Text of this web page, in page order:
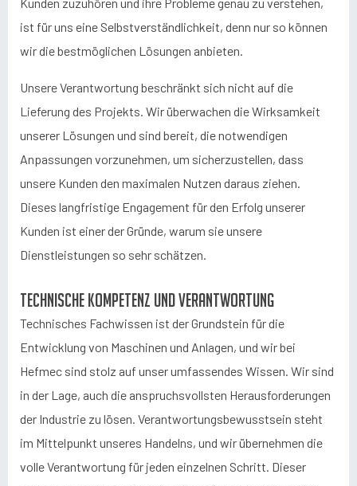
ist für uns eine Selbstverständlichkeit, denn nur so können
wir die bestmöglichen Lösungen anbieten.
Unsere Verantwortung beschränkt sich nicht auf die
Lieferung des Projekts. Wir überwachen die Wirksamkeit
unserer Lösungen und sind bereit, die notwendigen
Anpassungen vorzunehmen, um sicherzustellen, dass
unsere Kunden den maximalen Nutzen daraus ziehen.
Dieses langfristige Engagement für den Erfolg unserer
Kunden ist einer der Gründe, warum sie unsere
Dienstleistungen so sehr schätzen.
Technische Kompetenz und Verantwortung
Technisches Fachwissen ist der Grundstein für die
Entwicklung von Maschinen und Anlagen, und wir bei
Hefmec sind stolz auf unser umfassendes Wissen. Wir sind
in der Lage, auch die anspruchsvollsten Herausforderungen
der Industrie zu lösen. Verantwortungsbewusstsein steht
im Mittelpunkt unseres Handelns, und wir übernehmen die
volle Verantwortung für jeden einzelnen Schritt. Dieser